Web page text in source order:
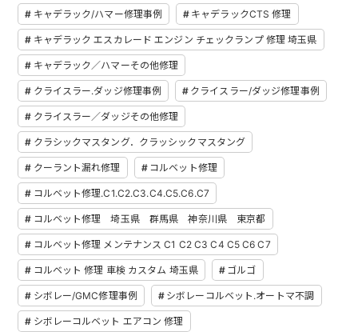
キャデラック/ハマー修理事例 キャデラックCTS 修理
キャデラック エスカレード エンジン チェックランプ 修理 埼玉県
キャデラック／ハマーその他修理
クライスラー.ダッジ修理事例 クライスラー/ダッジ修理事例
クライスラー／ダッジその他修理
クラシックマスタング．クラッシックマスタング
クーラント漏れ修理 コルベット修理
コルベット修理.C1.C2.C3.C4.C5.C6.C7
コルベット修理 埼玉県 群馬県 神奈川県 東京都
コルベット修理 メンテナンス C1 C2 C3 C4 C5 C6 C7
コルベット 修理 車検 カスタム 埼玉県 ゴルゴ
シボレー/GMC修理事例 シボレーコルベット.オートマ不調
シボレーコルベット エアコン 修理